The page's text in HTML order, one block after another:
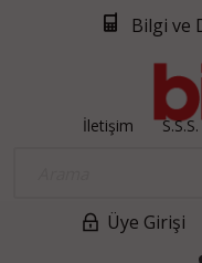
Bilgi ve
İletişim S.S.S.
Üye Girişi